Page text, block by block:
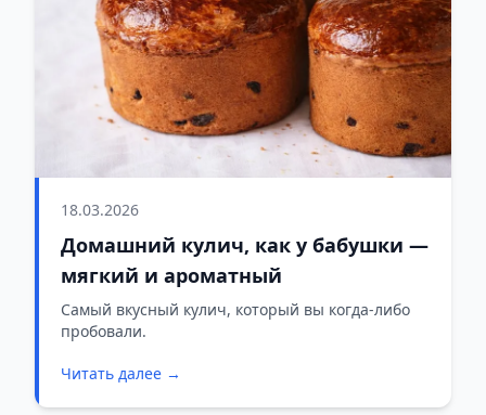
18.03.2026
Домашний кулич, как у бабушки —
мягкий и ароматный
Самый вкусный кулич, который вы когда-либо
пробовали.
Читать далее →